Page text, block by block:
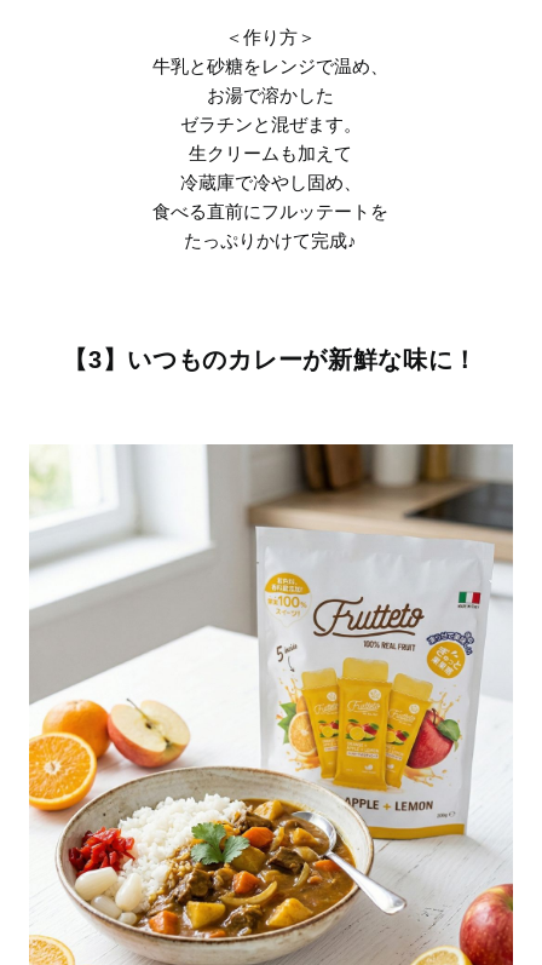
＜作り方＞
牛乳と砂糖をレンジで温め、
お湯で溶かした
ゼラチンと混ぜます。
生クリームも加えて
冷蔵庫で冷やし固め、
食べる直前にフルッテートを
たっぷりかけて完成♪
【3】いつものカレーが新鮮な味に！